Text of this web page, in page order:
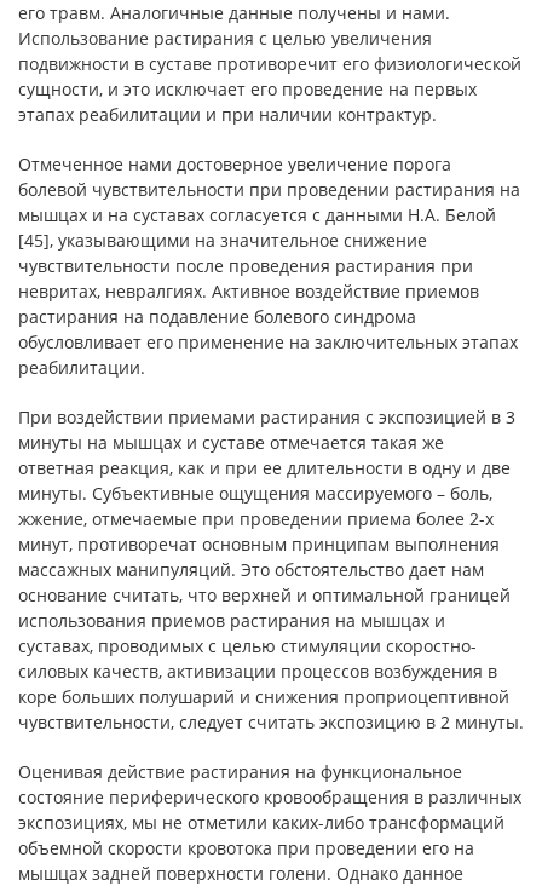
его травм. Аналогичные данные получены и нами.
Использование растирания с целью увеличения
подвижности в суставе противоречит его физиологической
сущности, и это исключает его проведение на первых
этапах реабилитации и при наличии контрактур.
Отмеченное нами достоверное увеличение порога
болевой чувствительности при проведении растирания на
мышцах и на суставах согласуется с данными Н.А. Белой
[45], указывающими на значительное снижение
чувствительности после проведения растирания при
невритах, невралгиях. Активное воздействие приемов
растирания на подавление болевого синдрома
обусловливает его применение на заключительных этапах
реабилитации.
При воздействии приемами растирания с экспозицией в 3
минуты на мышцах и суставе отмечается такая же
ответная реакция, как и при ее длительности в одну и две
минуты. Субъективные ощущения массируемого – боль,
жжение, отмечаемые при проведении приема более 2-х
минут, противоречат основным принципам выполнения
массажных манипуляций. Это обстоятельство дает нам
основание считать, что верхней и оптимальной границей
использования приемов растирания на мышцах и
суставах, проводимых с целью стимуляции скоростно-
силовых качеств, активизации процессов возбуждения в
коре больших полушарий и снижения проприоцептивной
чувствительности, следует считать экспозицию в 2 минуты.
Оценивая действие растирания на функциональное
состояние периферического кровообращения в различных
экспозициях, мы не отметили каких-либо трансформаций
объемной скорости кровотока при проведении его на
мышцах задней поверхности голени. Однако данное